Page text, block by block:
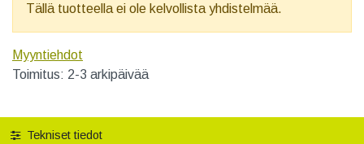
Tällä tuotteella ei ole kelvollista yhdistelmää.
Myyntiehdot
Toimitus: 2-3 arkipäivää
Tekniset tiedot